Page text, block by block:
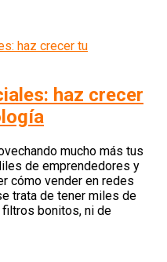
haz crecer
mucho más tus
de emprendedores y
cómo vender en redes
trata de tener miles de
bonitos, ni de